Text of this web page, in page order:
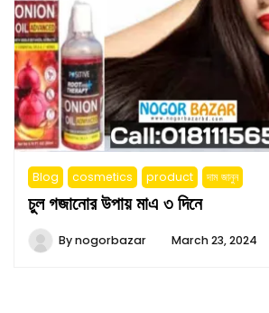
Blog cosmetics product দাম জানুন
চুল গজানোর উপায় মাএ ৩ দিনে
Bynogorbazar March 23, 2024